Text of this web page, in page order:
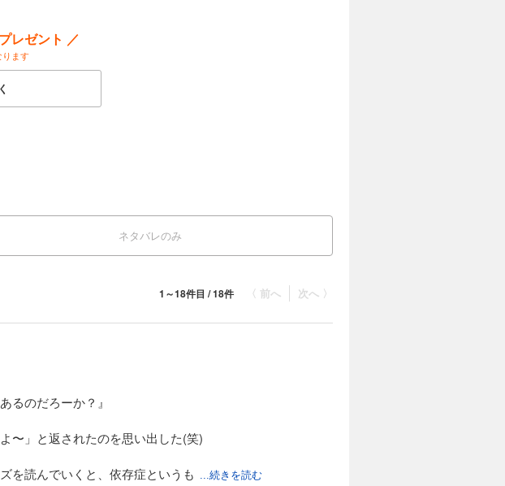
レゼント ／
ます
ネタバレのみ
次へ 〉
〈 前へ
1～18件目 / 18件
るのだろーか？』
〜」と返されたのを思い出した(笑)
を読んでいくと、依存症というも ...続きを読む